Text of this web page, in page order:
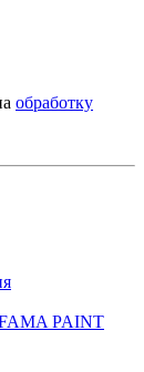
обработку
FAMA PAINT